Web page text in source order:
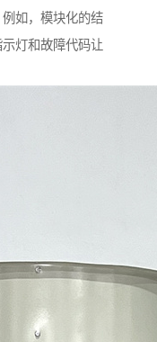
如，模块化的结
灯和故障代码让